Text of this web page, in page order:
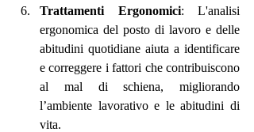
Trattamenti Ergonomici: L'analisi
ergonomica del posto di lavoro e delle
abitudini quotidiane aiuta a identificare
e correggere i fattori che contribuiscono
al mal di schiena, migliorando
l’ambiente lavorativo e le abitudini di
vita.